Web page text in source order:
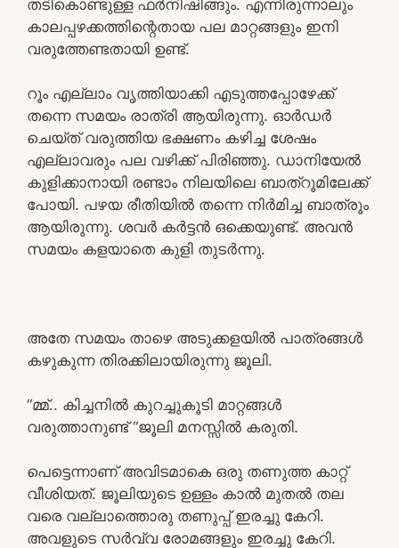
തടികൊണ്ടുള്ള ഫർനിഷിങ്ങും. എന്നിരുന്നാലും
കാലപ്പഴക്കത്തിന്റെതായ പല മാറ്റങ്ങളും ഇനി
വരുത്തേണ്ടതായി ഉണ്ട്.
റൂം എല്ലാം വൃത്തിയാക്കി എടുത്തപ്പോഴേക്ക്
തന്നെ സമയം രാത്രി ആയിരുന്നു. ഓർഡർ
ചെയ്ത് വരുത്തിയ ഭക്ഷണം കഴിച്ച ശേഷം
എല്ലാവരും പല വഴിക്ക് പിരിഞ്ഞു. ഡാനിയേൽ
കുളിക്കാനായി രണ്ടാം നിലയിലെ ബാത്‌റൂമിലേക്ക്
പോയി. പഴയ രീതിയിൽ തന്നെ നിർമിച്ച ബാത്രൂം
ആയിരുന്നു. ശവർ കർട്ടൻ ഒക്കെയുണ്ട്. അവൻ
സമയം കളയാതെ കുളി തുടർന്നു.
അതേ സമയം താഴെ അടുക്കളയിൽ പാത്രങ്ങൾ
കഴുകുന്ന തിരക്കിലായിരുന്നു ജൂലി.
“മ്മ്.. കിച്ചനിൽ കുറച്ചുകൂടി മാറ്റങ്ങൾ
വരുത്താനുണ്ട് “ജൂലി മനസ്സിൽ കരുതി.
പെട്ടെന്നാണ് അവിടമാകെ ഒരു തണുത്ത കാറ്റ്
വീശിയത്. ജൂലിയുടെ ഉള്ളം കാൽ മുതൽ തല
വരെ വല്ലാത്തൊരു തണുപ്പ് ഇരച്ചു കേറി.
അവളുടെ സർവ്വ രോമങ്ങളും ഇരച്ചു കേറി.